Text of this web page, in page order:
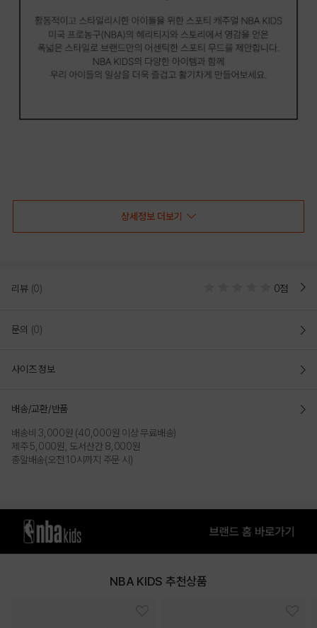
NBA키즈 여아 셔링 래글런 반팔티
PRODUCT VIEW
상세정보 더보기
리뷰 (0) 0점
문의 (0)
사이즈 정보
배송/교환/반품
배송비 3,000원 (40,000원 이상 무료배송)
제주 5,000원, 도서산간 8,000원
총알배송(오전 10시까지 주문 시)
NBA KIDS 추천상품